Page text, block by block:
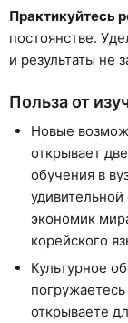
Практикуйтесь
постоянстве.
и результаты не
Польза от
Новые
открывает
обучения в
экономик
корейского
Культурное
открываете